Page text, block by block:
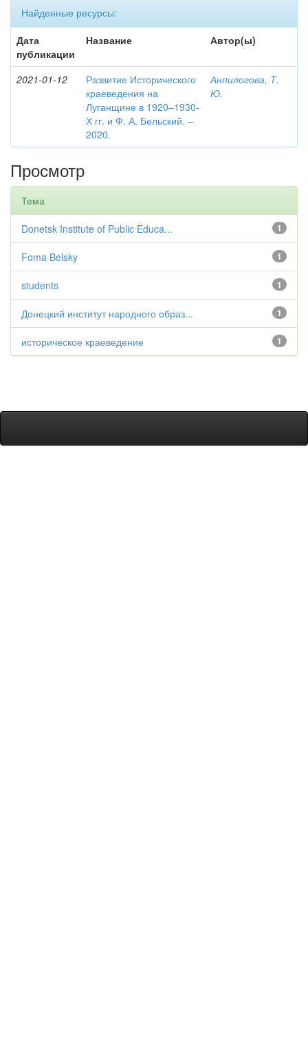
Найденные ресурсы:
Дата
публикации
Название Автор(ы)
2021-01-12
Развитие Исторического
краеведения на
Луганщине в 1920–1930-
Х гг. и Ф. А. Бельский. –
2020.
Анпилогова, Т.
Ю.
Просмотр
Тема
1
Donetsk Institute of Public Educa...
1
Foma Belsky
1
students
1
Донецкий институт народного образ...
1
историческое краеведение